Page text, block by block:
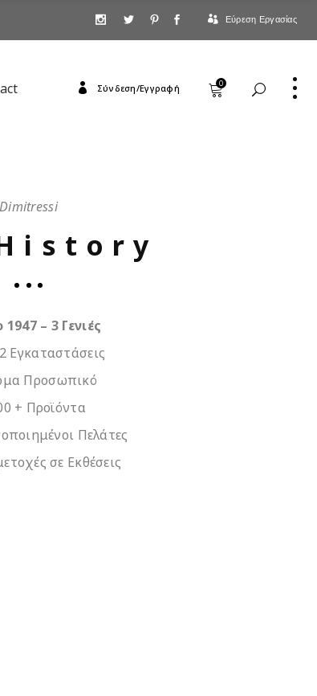
Εύρεση Εργασίας
Σύνδεση/Εγγραφή 0
Dimitressi
– 3 Γενιές
Εγκαταστάσεις
Προσωπικό
+ Προϊόντα
Πελάτες
σε Εκθέσεις